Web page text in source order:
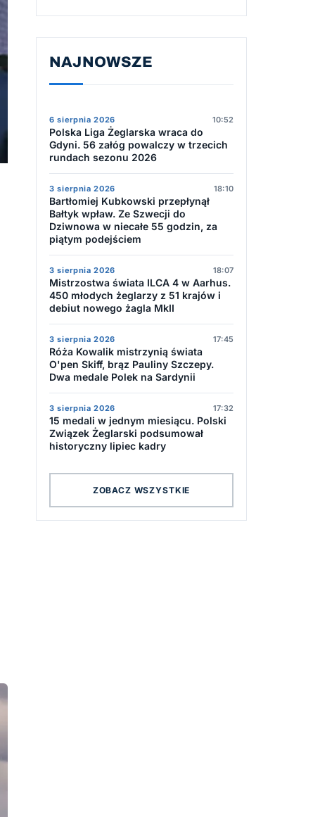
NAJNOWSZE
6 sierpnia 2026 10:52
Polska Liga Żeglarska wraca do
Gdyni. 56 załóg powalczy w trzecich
rundach sezonu 2026
3 sierpnia 2026 18:10
Bartłomiej Kubkowski przepłynął
Bałtyk wpław. Ze Szwecji do
Dziwnowa w niecałe 55 godzin, za
piątym podejściem
3 sierpnia 2026 18:07
Mistrzostwa świata ILCA 4 w Aarhus.
450 młodych żeglarzy z 51 krajów i
debiut nowego żagla MkII
3 sierpnia 2026 17:45
Róża Kowalik mistrzynią świata
O'pen Skiff, brąz Pauliny Szczepy.
Dwa medale Polek na Sardynii
3 sierpnia 2026 17:32
15 medali w jednym miesiącu. Polski
Związek Żeglarski podsumował
historyczny lipiec kadry
ZOBACZ WSZYSTKIE